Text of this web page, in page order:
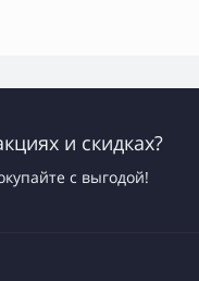
и скидках?
с выгодой!